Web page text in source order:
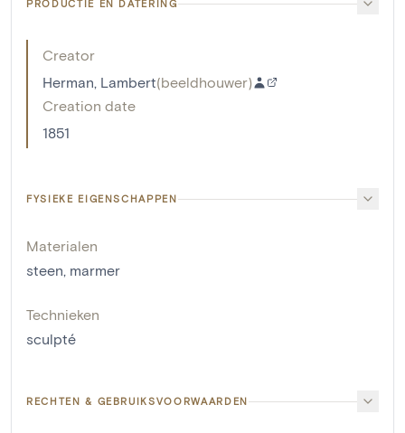
PRODUCTIE EN DATERING
Creator
Herman, Lambert(beeldhouwer)
Creation date
1851
FYSIEKE EIGENSCHAPPEN
Materialen
steen, marmer
Technieken
sculpté
RECHTEN & GEBRUIKSVOORWAARDEN